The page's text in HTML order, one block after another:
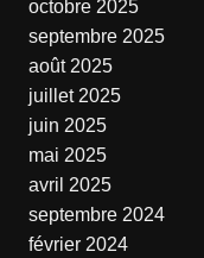
octobre 2025
septembre 2025
août 2025
juillet 2025
juin 2025
mai 2025
avril 2025
septembre 2024
février 2024